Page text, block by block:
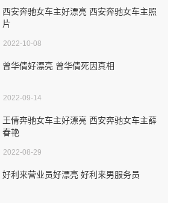
西安奔驰女车主好漂亮 西安奔驰女车主照
片
2022-10-08
曾华倩好漂亮 曾华倩死因真相
2022-09-14
王倩奔驰女车主好漂亮 西安奔驰女车主薛
春艳
2022-08-29
好利来营业员好漂亮 好利来男服务员